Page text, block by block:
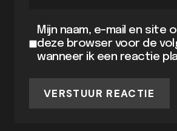
Mijn naam, e-mail en site
deze browser voor de
wanneer ik een reactie
VERSTUUR REACTIE